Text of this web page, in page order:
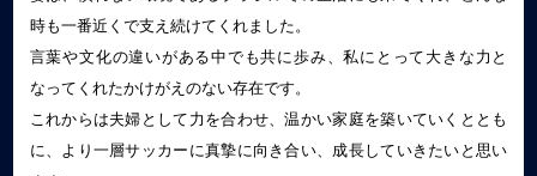
時も一番近くで支え続けてくれました。
言葉や文化の違いがある中でも共に歩み、私にとって大きな力と
なってくれたかけがえのない存在です。
これからは夫婦として力を合わせ、温かい家庭を築いていくととも
に、より一層サッカーに真摯に向き合い、成長していきたいと思い